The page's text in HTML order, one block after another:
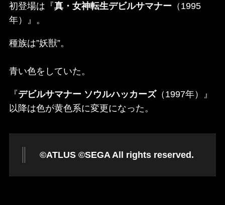
初登場は『真・女神転生デビルサマナー（1995
年）』。
種族は”妖獣”。
青い色をしていた。
『デビルサマナー ソウルハッカーズ（1997年）』
以降は色が黄色系に変更になった。
©ATLUS ©SEGA All rights reserved.